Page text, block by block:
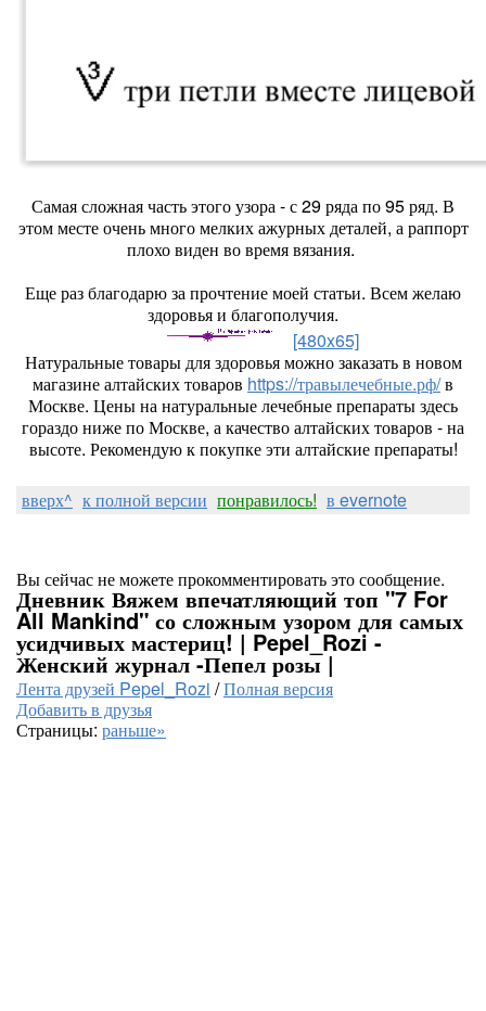
Самая сложная часть этого узора - с 29 ряда по 95 ряд. В
этом месте очень много мелких ажурных деталей, а раппорт
плохо виден во время вязания.
Еще раз благодарю за прочтение моей статьи. Всем желаю
здоровья и благополучия.
[480x65]
Натуральные товары для здоровья можно заказать в новом
магазине алтайских товаров https://травылечебные.рф/в
Москве. Цены на натуральные лечебные препараты здесь
гораздо ниже по Москве, а качество алтайских товаров - на
высоте. Рекомендую к покупке эти алтайские препараты!
вверх^ к полной версии понравилось! в evernote
Вы сейчас не можете прокомментировать это сообщение.
Дневник Вяжем впечатляющий топ "7 For
All Mankind" со сложным узором для самых
усидчивых мастериц! | Pepel_Rozi -
Женский журнал -Пепел розы |
Лента друзей Pepel_Rozi /Полная версия
Добавить в друзья
Страницы: раньше»